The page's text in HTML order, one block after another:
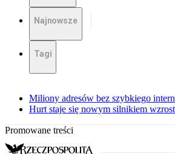
Najnowsze
Tagi
Miliony adresów bez szybkiego
Hurt staje się nowym silnikiem
Promowane treści